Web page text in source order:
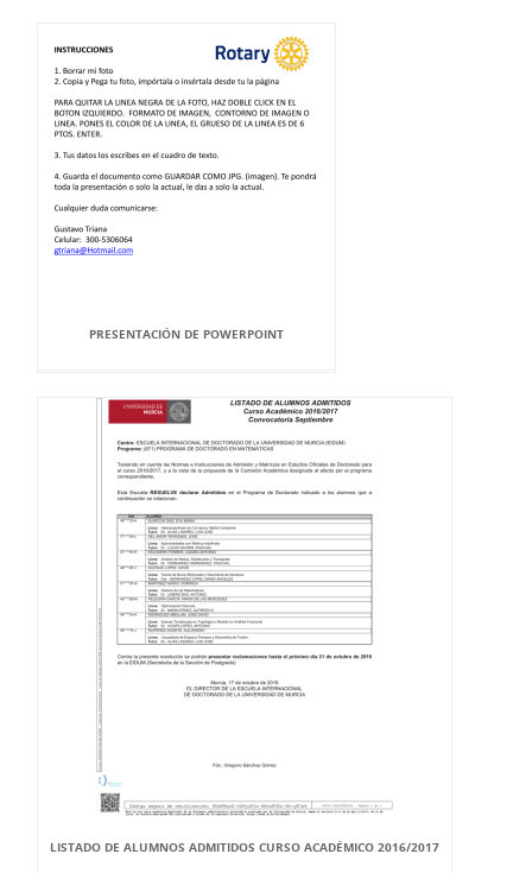
PRESENTACIÓN DE POWERPOINT
LISTADO DE ALUMNOS ADMITIDOS CURSO ACADÉMICO 2016/2017